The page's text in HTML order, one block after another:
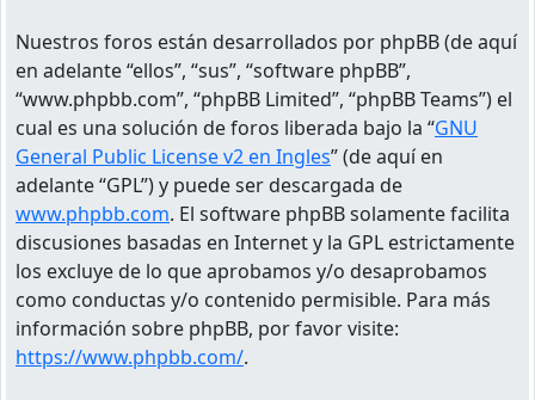
Nuestros foros están desarrollados por phpBB (de aquí
en adelante “ellos”, “sus”, “software phpBB”,
“www.phpbb.com”, “phpBB Limited”, “phpBB Teams”) el
cual es una solución de foros liberada bajo la “GNU
General Public License v2 en Ingles” (de aquí en
adelante “GPL”) y puede ser descargada de
www.phpbb.com. El software phpBB solamente facilita
discusiones basadas en Internet y la GPL estrictamente
los excluye de lo que aprobamos y/o desaprobamos
como conductas y/o contenido permisible. Para más
información sobre phpBB, por favor visite:
https://www.phpbb.com/.